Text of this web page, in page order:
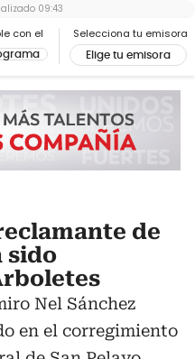
con el Selecciona tu emisora
Elige tu emisora
09:43
de
sido
Nel Sánchez
en el corregimiento